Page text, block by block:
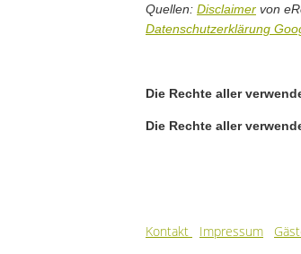
Quellen: Disclaimer von
Datenschutzerklärung
Die Rechte aller
Die Rechte aller
Kontakt Impressum